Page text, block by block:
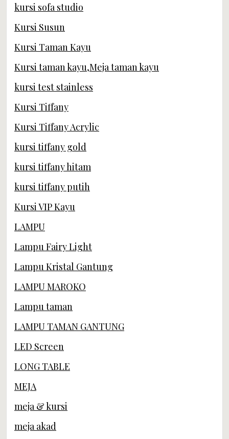
kursi sofa studio
Kursi Susun
Kursi Taman Kayu
Kursi taman kayu,Meja taman kayu
kursi test stainless
Kursi Tiffany
Kursi Tiffany Acrylic
kursi tiffany gold
kursi tiffany hitam
kursi tiffany putih
Kursi VIP Kayu
LAMPU
Lampu Fairy Light
Lampu Kristal Gantung
LAMPU MAROKO
Lampu taman
LAMPU TAMAN GANTUNG
LED Screen
LONG TABLE
MEJA
meja & kursi
meja akad